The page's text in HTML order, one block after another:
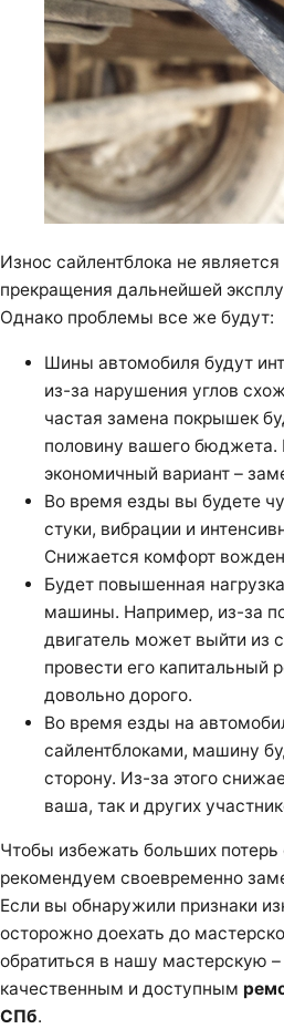
Износ сайлентблока не
прекращения дальнейшей
Однако проблемы все же будут:
Шины автомобиля будут
из-за нарушения углов
частая замена покрышек
половину вашего бюджета.
экономичный вариант –
Во время езды вы будете
стуки, вибрации и
Снижается комфорт
Будет повышенная
машины. Например, из-за
двигатель может выйти из
провести его капитальный
довольно дорого.
Во время езды на
сайлентблоками, машину
сторону. Из-за этого
ваша, так и других
Чтобы избежать больших
рекомендуем своевременно
Если вы обнаружили признаки
осторожно доехать до
обратиться в нашу мастерскую
качественным и доступным
СПб.